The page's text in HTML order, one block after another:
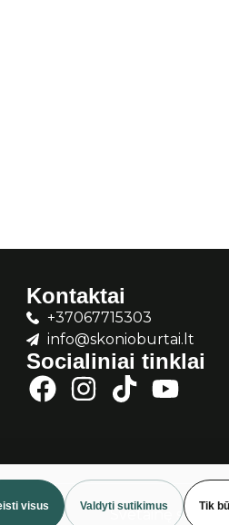
Kontaktai
+37067715303
info@skonioburtai.lt
Socialiniai tinklai
Svetainę
visus Valdyti sutikimus Tik